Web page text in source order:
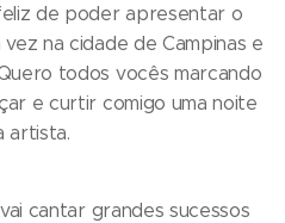
de poder apresentar o
na cidade de Campinas e
todos vocês marcando
e curtir comigo uma noite
artista.
cantar grandes sucessos